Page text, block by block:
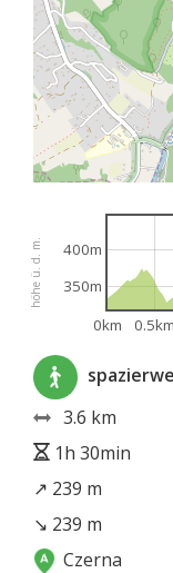
höhe ü. d. m.
0km 0.5km
350m
400m
3.6 km
1h 30min
↗ 239 m
↘ 239 m
Czerna